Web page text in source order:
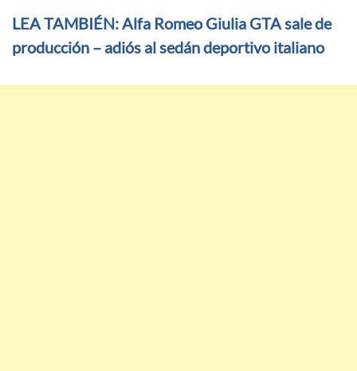
LEA TAMBIÉN: Alfa Romeo Giulia GTA sale de
producción – adiós al sedán deportivo italiano